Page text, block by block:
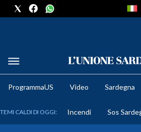
METEO
ProgrammaUS Video Sardegna
TEMI CALDI DI OGGI: Incendi Sos